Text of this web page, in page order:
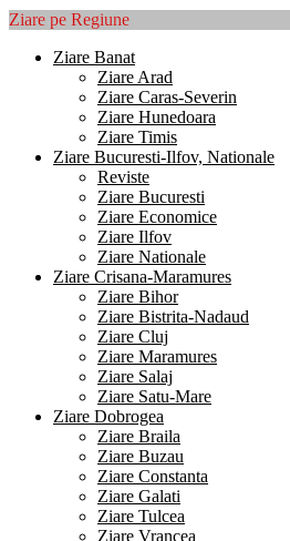
Ziare pe Regiune
Ziare Banat
Ziare Arad
Ziare Caras-Severin
Ziare Hunedoara
Ziare Timis
Ziare Bucuresti-Ilfov, Nationale
Reviste
Ziare Bucuresti
Ziare Economice
Ziare Ilfov
Ziare Nationale
Ziare Crisana-Maramures
Ziare Bihor
Ziare Bistrita-Nadaud
Ziare Cluj
Ziare Maramures
Ziare Salaj
Ziare Satu-Mare
Ziare Dobrogea
Ziare Braila
Ziare Buzau
Ziare Constanta
Ziare Galati
Ziare Tulcea
Ziare Vrancea